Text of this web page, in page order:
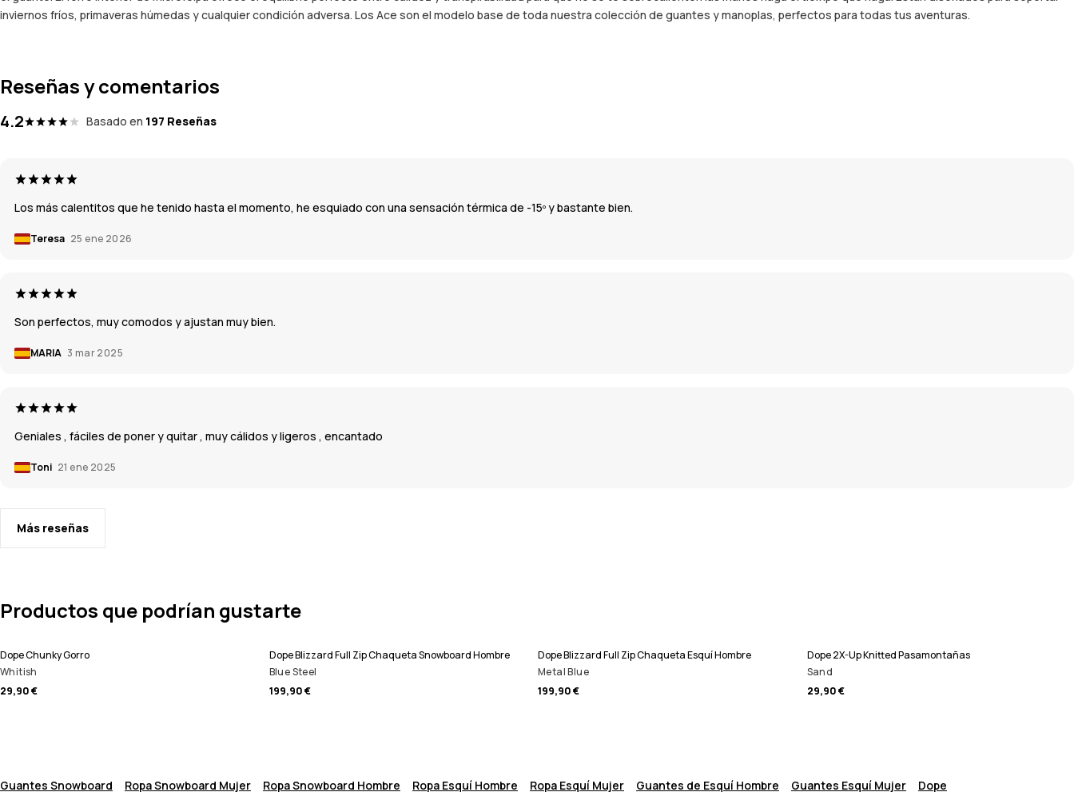
inviernos fríos, primaveras húmedas y cualquier condición adversa. Los Ace son el modelo base de toda nuestra colección de guantes y manoplas, perfectos para todas tus aventuras.
Reseñas y comentarios
4.2 Basado en 197 Reseñas
Los más calentitos que he tenido hasta el momento, he esquiado con una sensación térmica de -15º y bastante bien.
Teresa 25 ene 2026
Son perfectos, muy comodos y ajustan muy bien.
MARIA 3 mar 2025
Geniales , fáciles de poner y quitar , muy cálidos y ligeros , encantado
Toni 21 ene 2025
Más reseñas
Productos que podrían gustarte
Dope Chunky Gorro
Whitish
29,90 €
Dope Blizzard Full Zip Chaqueta Snowboard Hombre
Blue Steel
199,90 €
Dope Blizzard Full Zip Chaqueta Esquí Hombre
Metal Blue
199,90 €
Dope 2X-Up Knitted Pasamontañas
Sand
29,90 €
Guantes Snowboard Ropa Snowboard Mujer Ropa Snowboard Hombre Ropa Esquí Hombre Ropa Esquí Mujer Guantes de Esquí Hombre Guantes Esquí Mujer Dope